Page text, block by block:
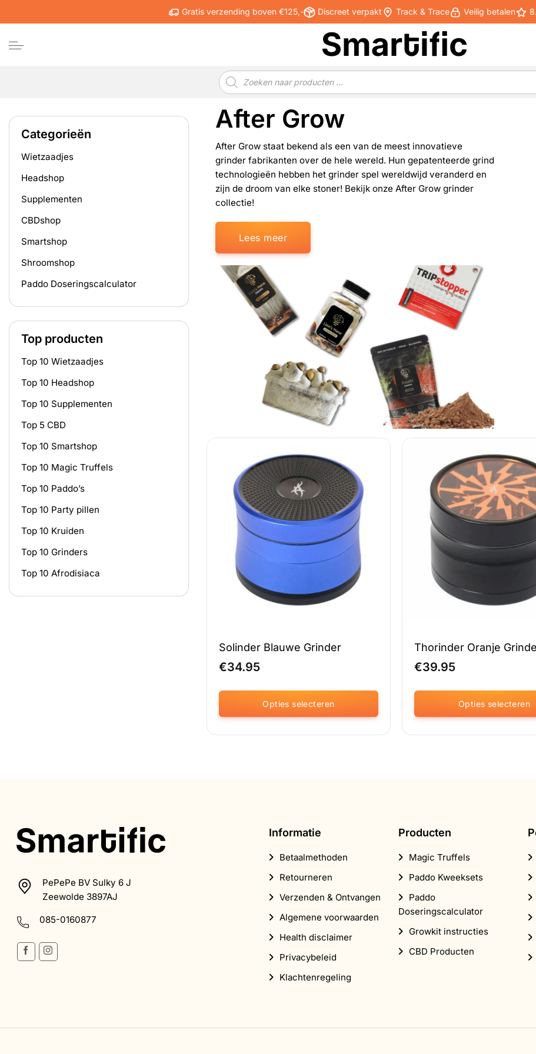
Gratis verzending boven €125,- Discreet verpakt Track & Trace Veilig betalen
Producten
zoeken
Categorieën
Wietzaadjes
Headshop
Supplementen
CBDshop
Smartshop
Shroomshop
Paddo Doseringscalculator
Top producten
Top 10 Wietzaadjes
Top 10 Headshop
Top 10 Supplementen
Top 5 CBD
Top 10 Smartshop
Top 10 Magic Truffels
Top 10 Paddo’s
Top 10 Party pillen
Top 10 Kruiden
Top 10 Grinders
Top 10 Afrodisiaca
After Grow
After Grow staat bekend als een van de meest innovatieve
grinder fabrikanten over de hele wereld. Hun gepatenteerde grind
technologieën hebben het grinder spel wereldwijd veranderd en
zijn de droom van elke stoner! Bekijk onze After Grow grinder
collectie!
Lees meer
Solinder Blauwe Grinder
€34.95
Opties selecteren
Dit
product
Thorinder Oranje
€39.95
Opties selecteren
Dit
product
worden
de
PePePe BV Sulky 6 J
Zeewolde 3897AJ
085-0160877
Informatie
Betaalmethoden
Retourneren
Verzenden & Ontvangen
Algemene voorwaarden
Health disclaimer
Privacybeleid
Klachtenregeling
Producten
Magic Truffels
Paddo Kweeksets
Paddo
Doseringscalculator
Growkit instructies
CBD Producten